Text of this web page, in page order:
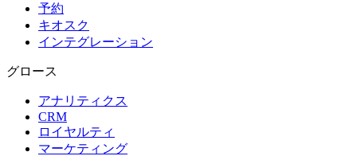
予約
キオスク
インテグレーション
グロース
アナリティクス
CRM
ロイヤルティ
マーケティング